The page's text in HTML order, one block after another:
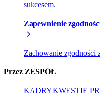
sukcesem.​​
Zapewnienie
Zachowanie zgodności
Przez ZESPÓŁ​​
KADRY​​KWESTIE